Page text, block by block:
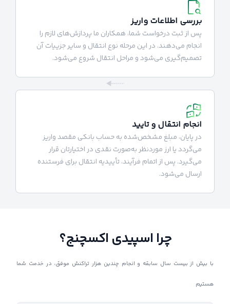
بررسی اطلاعات واریز
پس از ثبت درخواست شما، همکاران ما پردازش‌های لازم را
انجام می‌دهند. در این مرحله نوع انتقال و سایر جزییات آن
تصمیم‌گیری می‌شود و مراحل انتقال شروع می‌شود.
انجام انتقال و تایید
در پایان، مبلغ مشخص‌شده به حساب بانکی مقصد واریز
می‌گردد یا ارز موردنظر به‌صورت نقدی در اختیارتان قرار
می‌گیرد. پس از اتمام فرآیند، تأییدیه انتقال برای فرستنده
ارسال می‌شود.
چرا اسپیدی اکسچنج؟
با بیش از بیست سال سابقه و انجام چندین هزار تراکنش موفق، در خدمت شما
هستیم